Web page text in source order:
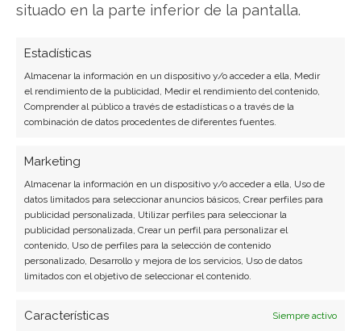
situado en la parte inferior de la pantalla.
Estadísticas
Almacenar la información en un dispositivo y/o acceder a ella, Medir
el rendimiento de la publicidad, Medir el rendimiento del contenido,
Comprender al público a través de estadísticas o a través de la
combinación de datos procedentes de diferentes fuentes.
Marketing
Almacenar la información en un dispositivo y/o acceder a ella, Uso de
datos limitados para seleccionar anuncios básicos, Crear perfiles para
publicidad personalizada, Utilizar perfiles para seleccionar la
publicidad personalizada, Crear un perfil para personalizar el
contenido, Uso de perfiles para la selección de contenido
personalizado, Desarrollo y mejora de los servicios, Uso de datos
limitados con el objetivo de seleccionar el contenido.
Características
Siempre activo
Javier Martínez González
Ingeniero de software convertido en escritor
hardware, software empresarial y computación en
la nube.